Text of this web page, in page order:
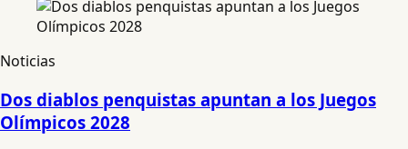
Noticias
Dos diablos penquistas apuntan a los Juegos
Olímpicos 2028